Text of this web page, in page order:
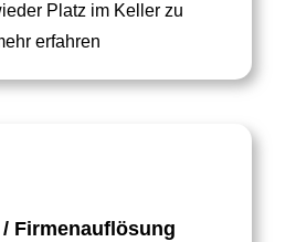
Platz im Keller zu
erfahren
Firmenauflösung